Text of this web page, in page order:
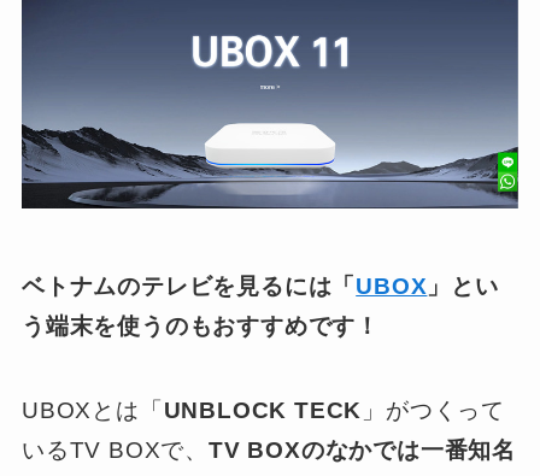
ベトナムのテレビを見るには「UBOX 」とい
う端末を使うのもおすすめです！
UBOXとは「 UNBLOCK TECK 」がつくって
いるTV BOXで、 TV BOXのなかでは一番知名